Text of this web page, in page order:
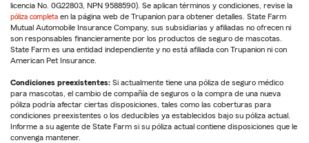
licencia No. 0G22803, NPN 9588590). Se aplican términos y condiciones, revise la
póliza completa en la página web de Trupanion para obtener detalles. State Farm
Mutual Automobile Insurance Company, sus subsidiarias y afiliadas no ofrecen ni
son responsables financieramente por los productos de seguro de mascotas.
State Farm es una entidad independiente y no está afiliada con Trupanion ni con
American Pet Insurance.
Condiciones preexistentes: Si actualmente tiene una póliza de seguro médico
para mascotas, el cambio de compañía de seguros o la compra de una nueva
póliza podría afectar ciertas disposiciones, tales como las coberturas para
condiciones preexistentes o los deducibles ya establecidos bajo su póliza actual.
Informe a su agente de State Farm si su póliza actual contiene disposiciones que le
convenga mantener.